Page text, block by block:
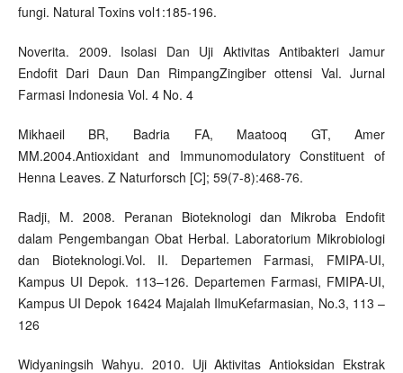
fungi. Natural Toxins vol1:185-196.
Noverita. 2009. Isolasi Dan Uji Aktivitas Antibakteri Jamur
Endofit Dari Daun Dan RimpangZingiber ottensi Val. Jurnal
Farmasi Indonesia Vol. 4 No. 4
Mikhaeil BR, Badria FA, Maatooq GT, Amer
MM.2004.Antioxidant and Immunomodulatory Constituent of
Henna Leaves. Z Naturforsch [C]; 59(7-8):468-76.
Radji, M. 2008. Peranan Bioteknologi dan Mikroba Endofit
dalam Pengembangan Obat Herbal. Laboratorium Mikrobiologi
dan Bioteknologi.Vol. II. Departemen Farmasi, FMIPA-UI,
Kampus UI Depok. 113–126. Departemen Farmasi, FMIPA-UI,
Kampus UI Depok 16424 Majalah IlmuKefarmasian, No.3, 113 –
126
Widyaningsih Wahyu. 2010. Uji Aktivitas Antioksidan Ekstrak